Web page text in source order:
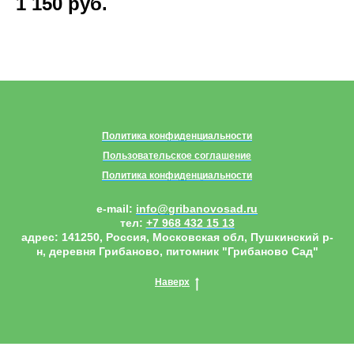
Политика конфиденциальности
Пользовательское соглашение
Политика конфиденциальности
e-mail: info@gribanovosad.ru
тел: +7 968 432 15 13
адрес: 141250, Россия, Московская обл, Пушкинский р-
н, деревня Грибаново, питомник "Грибаново Сад"
Наверх